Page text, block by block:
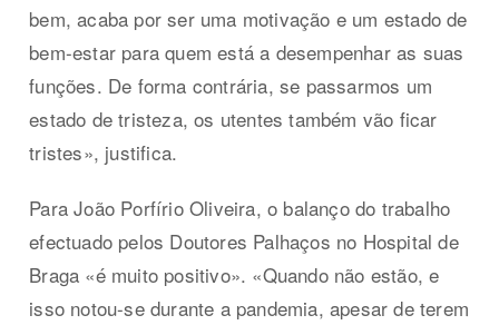
bem, acaba por ser uma motivação e um estado de
bem-estar para quem está a desempenhar as suas
funções. De forma contrária, se passarmos um
estado de tristeza, os utentes também vão ficar
tristes», justifica.
Para João Porfírio Oliveira, o balanço do trabalho
efectuado pelos Doutores Palhaços no Hospital de
Braga «é muito positivo». «Quando não estão, e
isso notou-se durante a pandemia, apesar de terem